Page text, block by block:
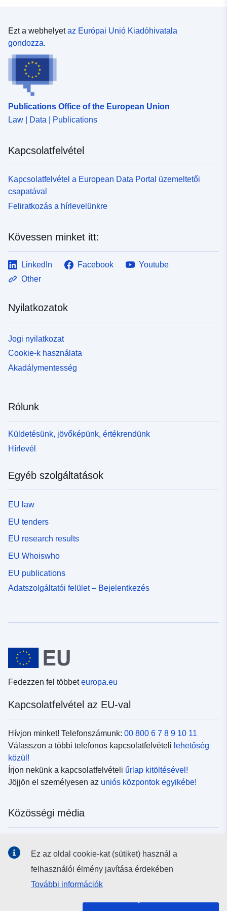
Egyéb
azonosítók:
uriRef:
Hozzáférési
jogosultságok:
public
verziója:
Típus:
Erőforrás:
Ezt a webhelyetaz Európai Unió Kiadóhivatala
gondozza.
Publications Office of the European Union
Law | Data | Publications
Kapcsolatfelvétel
Kapcsolatfelvétel a European Data Portal üzemeltetői
csapatával
Feliratkozás a hírlevelünkre
Kövessen minket itt:
LinkedIn Facebook
Youtube
Other
Nyilatkozatok
Jogi nyilatkozat
Cookie-k használata
Akadálymentesség
Rólunk
Küldetésünk, jövőképünk, értékrendünk
Hírlevél
Egyéb szolgáltatások
EU law
EU tenders
EU research results
EU Whoiswho
EU publications
Adatszolgáltatói felület – Bejelentkezés
Fedezzen fel többeteuropa.eu
Kapcsolatfelvétel az EU-val
Hívjon minket! Telefonszámunk: 00 800 6 7 8 9 10 11
Válasszon a többi telefonos kapcsolatfelvételi lehetőség
közül!
Írjon nekünk a kapcsolatfelvételi űrlap kitöltésével!
Jöjjön el személyesen az uniós központok egyikébe!
Közösségi média
Uniós intézmények és szervek
Ez az oldal cookie-kat (sütiket) használ a
felhasználói élmény javítása érdekében
További információk